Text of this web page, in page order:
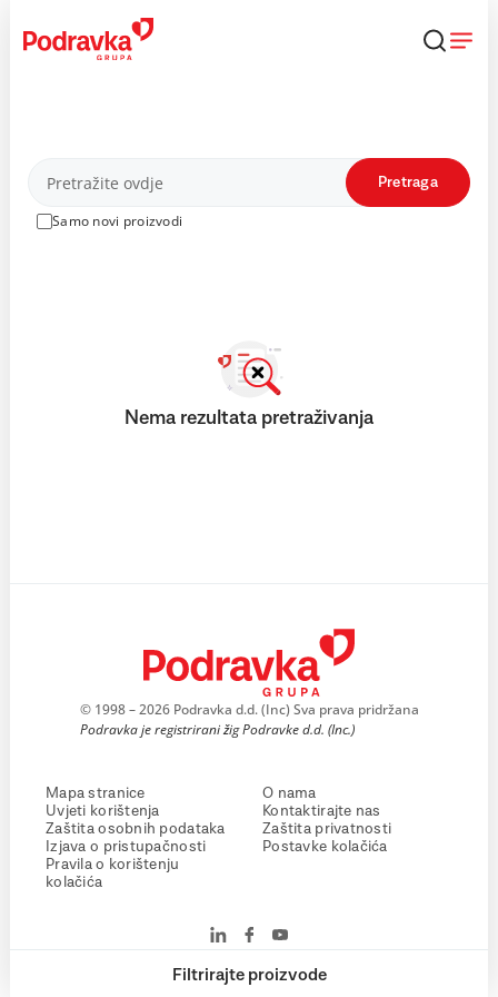
content
Proizvodi
Samo novi proizvodi
Pretraga
Filtrirajte proizvode
Nema rezultata pretraživanja
© 1998 – 2026 Podravka d.d. (Inc) Sva prava pridržana
Podravka je registrirani žig Podravke d.d. (Inc.)
Mapa stranice
Uvjeti korištenja
Zaštita osobnih podataka
Izjava o pristupačnosti
Pravila o korištenju
kolačića
O nama
Kontaktirajte nas
Zaštita privatnosti
Postavke kolačića